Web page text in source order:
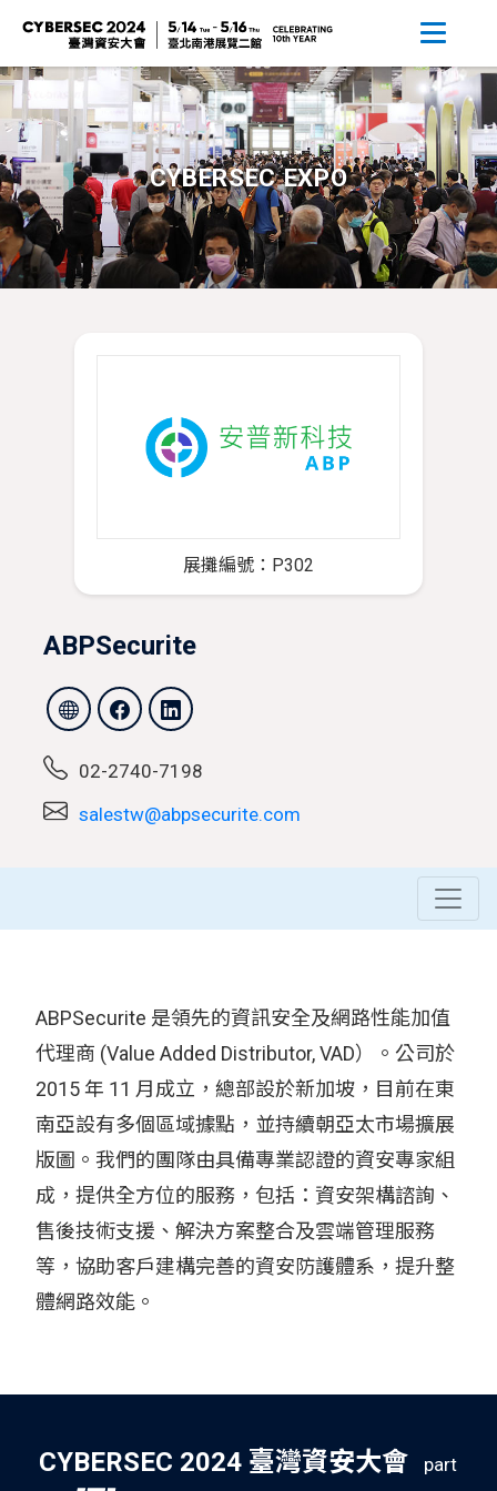
CYBERSEC EXPO
展攤編號：P302
ABPSecurite
02-2740-7198
salestw@abpsecurite.com
ABPSecurite 是領先的資訊安全及網路性能加值
代理商 (Value Added Distributor, VAD）。公司於
2015 年 11 月成立，總部設於新加坡，目前在東
南亞設有多個區域據點，並持續朝亞太市場擴展
版圖。我們的團隊由具備專業認證的資安專家組
成，提供全方位的服務，包括：資安架構諮詢、
售後技術支援、解決方案整合及雲端管理服務
等，協助客戶建構完善的資安防護體系，提升整
體網路效能。
CYBERSEC 2024 臺灣資安大會 part